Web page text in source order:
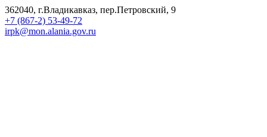
362040, г.Владикавказ, пер.Петровский, 9
+7 (867-2) 53-49-72
irpk@mon.alania.gov.ru